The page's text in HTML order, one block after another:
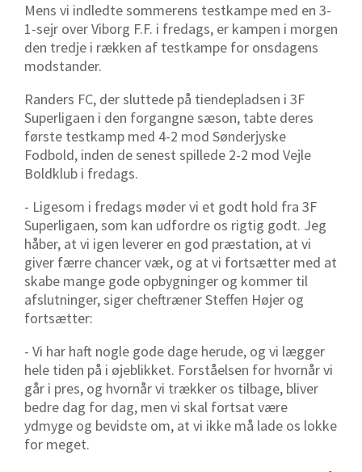
Mens vi indledte sommerens testkampe med en 3-
1-sejr over Viborg F.F. i fredags, er kampen i morgen
den tredje i rækken af testkampe for onsdagens
modstander.
Randers FC, der sluttede på tiendepladsen i 3F
Superligaen i den forgangne sæson, tabte deres
første testkamp med 4-2 mod Sønderjyske
Fodbold, inden de senest spillede 2-2 mod Vejle
Boldklub i fredags.
- Ligesom i fredags møder vi et godt hold fra 3F
Superligaen, som kan udfordre os rigtig godt. Jeg
håber, at vi igen leverer en god præstation, at vi
giver færre chancer væk, og at vi fortsætter med at
skabe mange gode opbygninger og kommer til
afslutninger, siger cheftræner Steffen Højer og
fortsætter:
- Vi har haft nogle gode dage herude, og vi lægger
hele tiden på i øjeblikket. Forståelsen for hvornår vi
går i pres, og hvornår vi trækker os tilbage, bliver
bedre dag for dag, men vi skal fortsat være
ydmyge og bevidste om, at vi ikke må lade os lokke
for meget.